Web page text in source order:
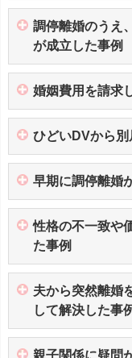
調停離婚のうえ
が成立した事例
婚姻費用を請求
ひどいDVから別
早期に調停離婚
性格の不一致や
た事例
夫から突然離婚
して解決した事
親子関係に疑問